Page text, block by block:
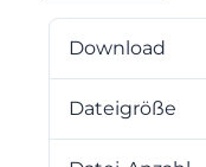
Download
Dateigröße